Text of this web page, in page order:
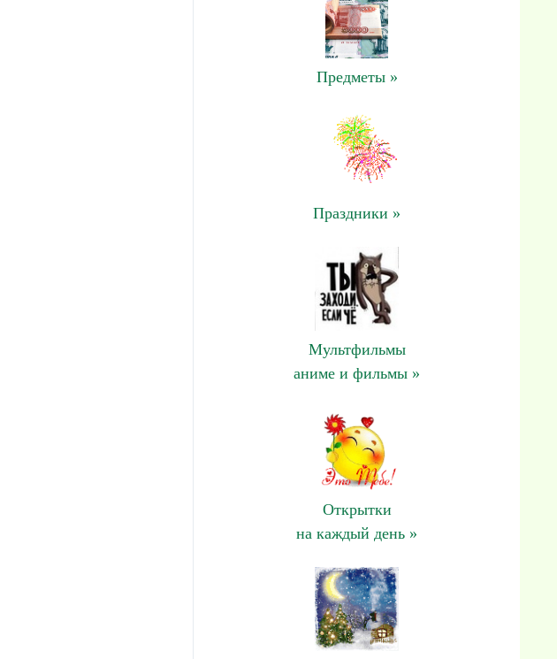
Предметы »
Праздники »
Мультфильмы
аниме и фильмы »
Открытки
на каждый день »